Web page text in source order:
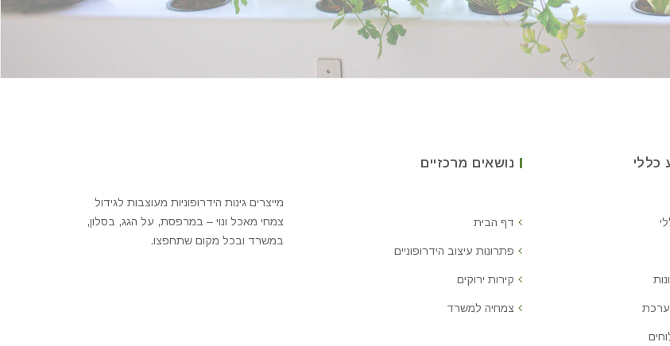
כללי נושאים מרכזיים
דף הבית
פתרונות עיצוב הידרופוניים
קירות ירוקים
צמחיה למשרד
מייצרים גינות הידרופוניות מעוצבות לגידול
צמחי מאכל ונוי – במרפסת, על הגג, בסלון,
במשרד ובכל מקום שתחפצו.